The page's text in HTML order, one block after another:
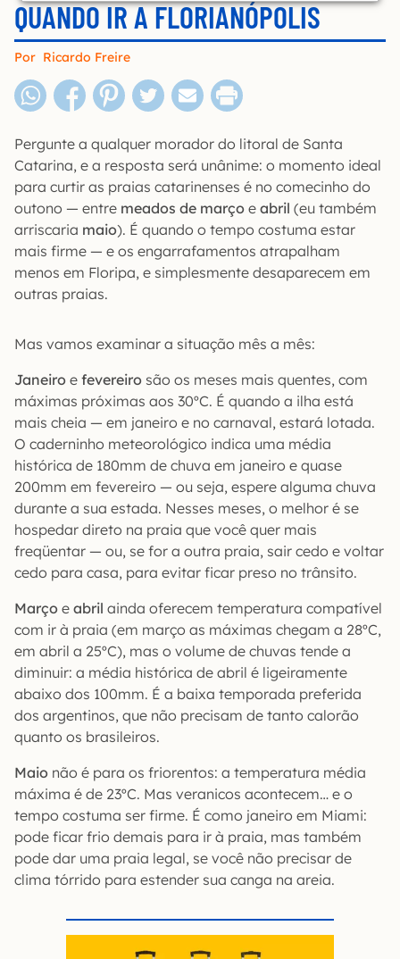
QUANDO IR A FLORIANÓPOLIS
Por Ricardo Freire
Pergunte a qualquer morador do litoral de Santa
Catarina, e a resposta será unânime: o momento ideal
para curtir as praias catarinenses é no comecinho do
outono — entre meados de março e abril (eu também
arriscaria maio). É quando o tempo costuma estar
mais firme — e os engarrafamentos atrapalham
menos em Floripa, e simplesmente desaparecem em
outras praias.
Mas vamos examinar a situação mês a mês:
Janeiro e fevereiro são os meses mais quentes, com
máximas próximas aos 30ºC. É quando a ilha está
mais cheia — em janeiro e no carnaval, estará lotada.
O caderninho meteorológico indica uma média
histórica de 180mm de chuva em janeiro e quase
200mm em fevereiro — ou seja, espere alguma chuva
durante a sua estada. Nesses meses, o melhor é se
hospedar direto na praia que você quer mais
freqüentar — ou, se for a outra praia, sair cedo e voltar
cedo para casa, para evitar ficar preso no trânsito.
Março e abril ainda oferecem temperatura compatível
com ir à praia (em março as máximas chegam a 28ºC,
em abril a 25ºC), mas o volume de chuvas tende a
diminuir: a média histórica de abril é ligeiramente
abaixo dos 100mm. É a baixa temporada preferida
dos argentinos, que não precisam de tanto calorão
quanto os brasileiros.
Maio não é para os friorentos: a temperatura média
máxima é de 23ºC. Mas veranicos acontecem… e o
tempo costuma ser firme. É como janeiro em Miami:
pode ficar frio demais para ir à praia, mas também
pode dar uma praia legal, se você não precisar de
clima tórrido para estender sua canga na areia.